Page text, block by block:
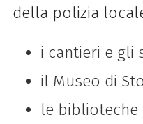
della polizia
i cantieri e gli
il Museo di
le biblioteche